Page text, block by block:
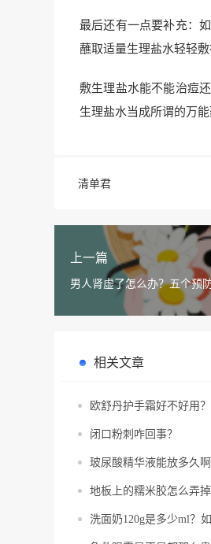
最后还有一点要补充：
蘸取适量生理盐水轻轻
敷生理盐水能不能治痘
生理盐水当成所谓的万
清单君
上一篇
男人肾虚了怎么办？五个预
相关文章
欧舒丹护手霜好不好用？
闭口粉刺咋回事？
玻尿酸精华液能放多久啊
地板上的糯米胶怎么弄掉
洗面奶120g是多少ml？